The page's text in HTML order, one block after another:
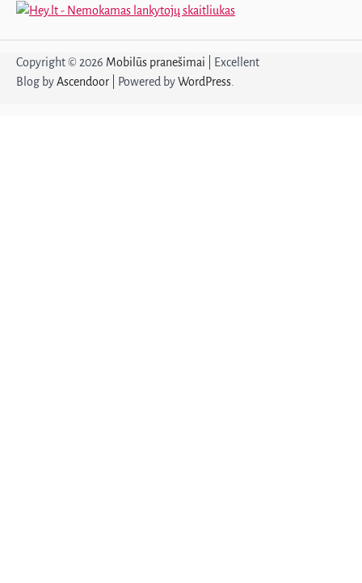
Copyright © 2026 Mobilūs pranešimai | Excellent
Blog byAscendoor | Powered byWordPress